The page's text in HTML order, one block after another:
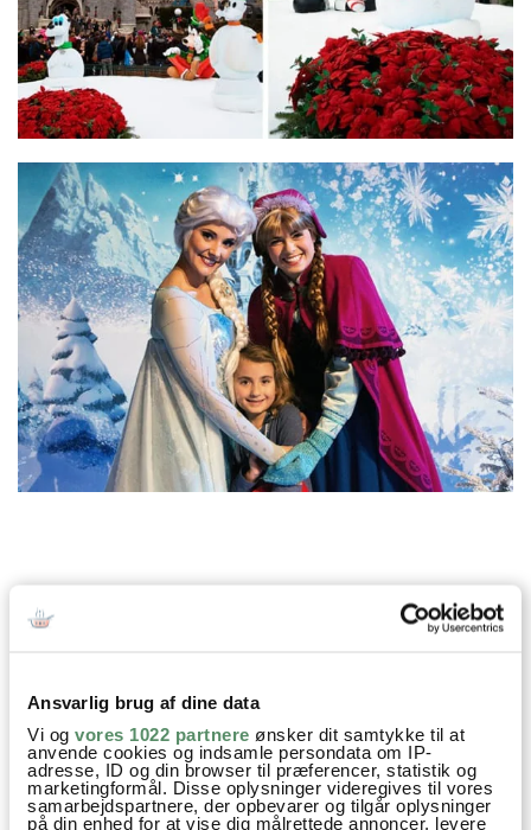
Ansvarlig brug af dine data
Vi og vores 1022 partnere ønsker dit samtykke til at
anvende cookies og indsamle persondata om IP-
adresse, ID og din browser til præferencer, statistik og
marketingformål. Disse oplysninger videregives til vores
samarbejdspartnere, der opbevarer og tilgår oplysninger
på din enhed for at vise dig målrettede annoncer, levere